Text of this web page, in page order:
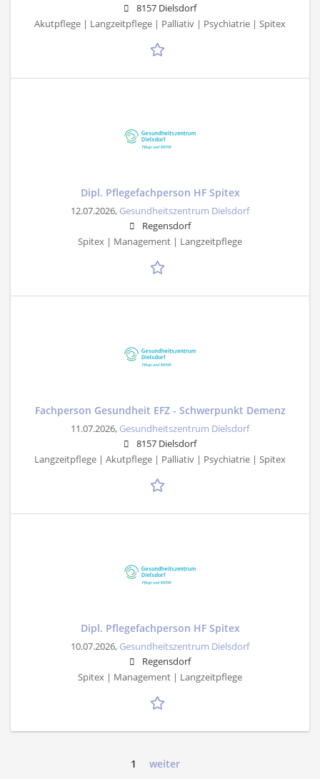
8157 Dielsdorf
Akutpflege | Langzeitpflege | Palliativ | Psychiatrie | Spitex
Dipl. Pflegefachperson HF Spitex
12.07.2026, Gesundheitszentrum Dielsdorf
Regensdorf
Spitex | Management | Langzeitpflege
Fachperson Gesundheit EFZ - Schwerpunkt Demenz
11.07.2026, Gesundheitszentrum Dielsdorf
8157 Dielsdorf
Langzeitpflege | Akutpflege | Palliativ | Psychiatrie | Spitex
Dipl. Pflegefachperson HF Spitex
10.07.2026, Gesundheitszentrum Dielsdorf
Regensdorf
Spitex | Management | Langzeitpflege
1 weiter